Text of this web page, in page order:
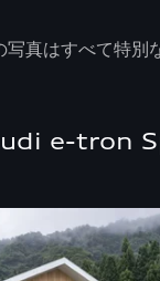
真はすべて特別
Audi e-tron